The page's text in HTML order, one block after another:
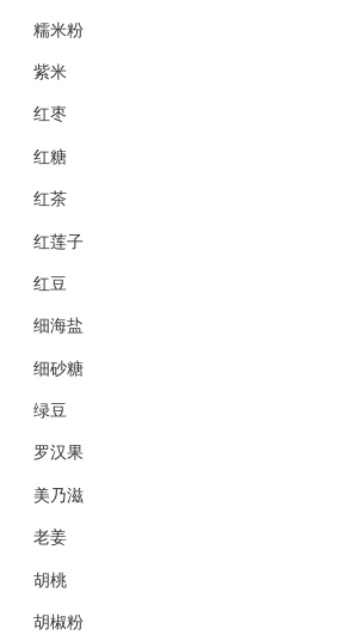
糯米粉
紫米
红枣
红糖
红茶
红莲子
红豆
细海盐
细砂糖
绿豆
罗汉果
美乃滋
老姜
胡桃
胡椒粉